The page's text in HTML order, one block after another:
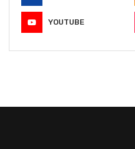
YOUTUBE